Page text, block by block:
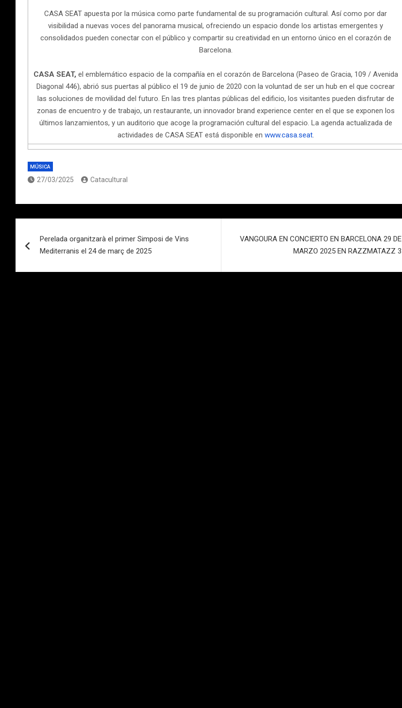
CASA SEAT apuesta por la música como parte fundamental de su programación cultural. Así como por dar
visibilidad a nuevas voces del panorama musical, ofreciendo un espacio donde los artistas emergentes y
consolidados pueden conectar con el público y compartir su creatividad en un entorno único en el corazón de
Barcelona.
CASA SEAT, el emblemático espacio de la compañía en el corazón de Barcelona (Paseo de Gracia, 109 / Avenida
Diagonal 446), abrió sus puertas al público el 19 de junio de 2020 con la voluntad de ser un hub en el que cocrear
las soluciones de movilidad del futuro. En las tres plantas públicas del edificio, los visitantes pueden disfrutar de
zonas de encuentro y de trabajo, un restaurante, un innovador brand experience center en el que se exponen los
últimos lanzamientos, y un auditorio que acoge la programación cultural del espacio. La agenda actualizada de
actividades de CASA SEAT está disponible en www.casa.seat.
MÚSICA
27/03/2025 Catacultural
de
entradas
Perelada organitzarà el primer Simposi de Vins
Mediterranis el 24 de març de 2025
VANGOURA EN CONCIERTO EN BARCELONA 29 DE
MARZO 2025 EN RAZZMATAZZ 3